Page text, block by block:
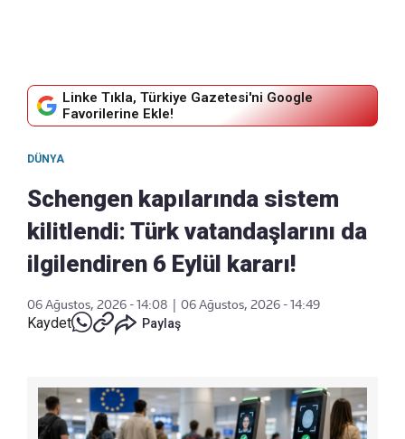
Linke Tıkla, Türkiye Gazetesi'ni Google
Favorilerine Ekle!
DÜNYA
Schengen kapılarında sistem
kilitlendi: Türk vatandaşlarını da
ilgilendiren 6 Eylül kararı!
06 Ağustos, 2026 - 14:08 06 Ağustos, 2026 - 14:49
Kaydet Paylaş